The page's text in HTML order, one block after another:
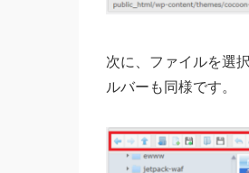
次に、ファイルを選
ルバーも同様です。